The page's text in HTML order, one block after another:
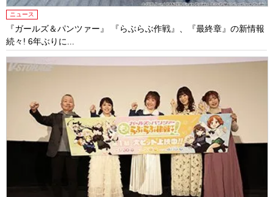
ニュース
『ガールズ＆パンツァー』 『らぶらぶ作戦』、『最終章』の新情報
続々! 6年ぶりに...